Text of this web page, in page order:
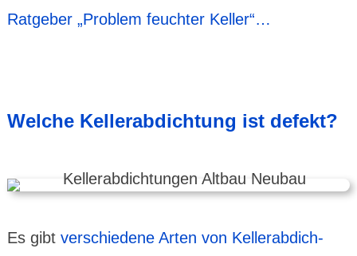
Ratgeber „Problem feuchter Keller“…
Welche Keller­abdich­tung ist defekt?
Es gibt verschie­dene Arten von Keller­abdich­